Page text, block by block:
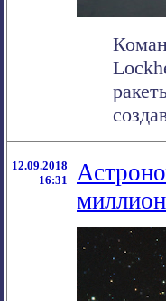
12.09.2018
16:31